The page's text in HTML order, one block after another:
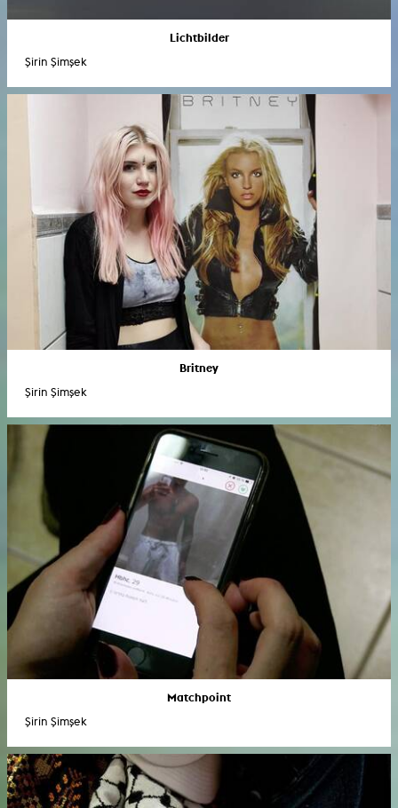
Lichtbilder
Şirin Şimşek
Britney
Şirin Şimşek
Matchpoint
Şirin Şimşek